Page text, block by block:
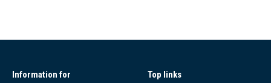
Information for
Top links